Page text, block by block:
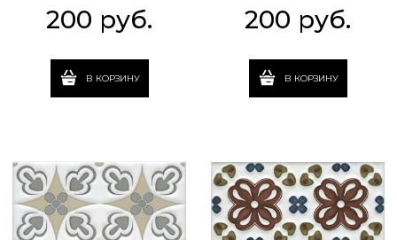
200 руб.
В КОРЗИНУ
200 руб.
В КОРЗИНУ